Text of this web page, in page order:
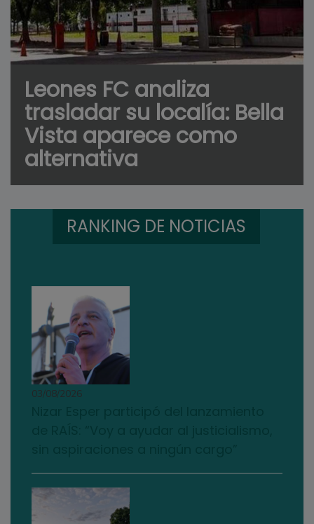
Leones FC analiza
trasladar su localía: Bella
Vista aparece como
alternativa
RANKING DE NOTICIAS
03/08/2026